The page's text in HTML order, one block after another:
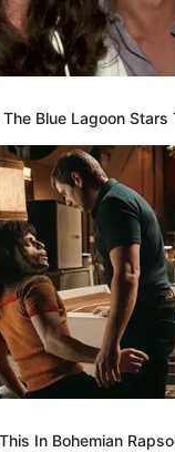
BOGOTÁ EN GOOGLE
MEDELLÍN
ALERTA PAISA
NOTICIAS
EN ALERTA
todas las
Para estar bien
active las
Blue Lagoon Stars
In Bohemian